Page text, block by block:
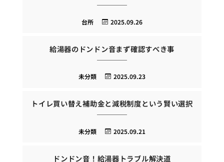
2025.09.26
台所
給湯器のドンドン音まず確認すべき事
2025.09.23
未分類
トイレ買い替え補助金と減税制度という賢い選択
2025.09.21
未分類
ドンドン音！給湯器トラブル解決道